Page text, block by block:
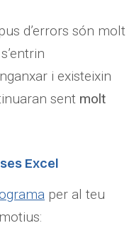
d’errors són molt
i existeixin
sent molt
Excel
per al teu